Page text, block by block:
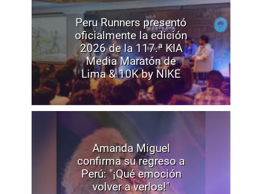
Peru Runners presentó
oficialmente la edición
2026 de la 117.ª KIA
Media Maratón de
Lima & 10K by NIKE
Amanda Miguel
confirma su regreso a
Perú: "¡Qué emoción
volver a verlos!"